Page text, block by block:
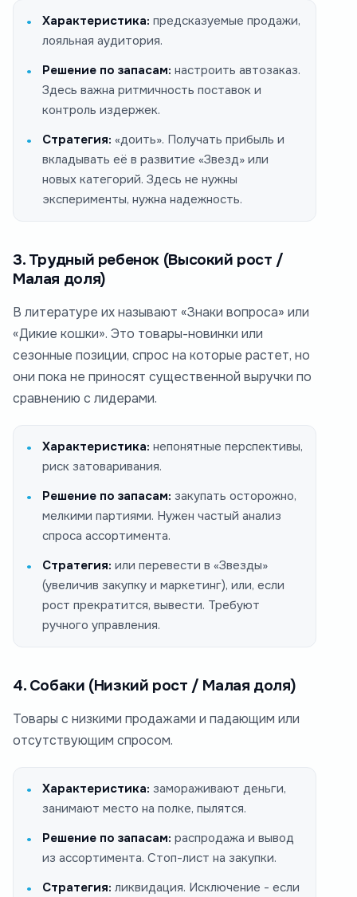
Характеристика: предсказуемые продажи,
лояльная аудитория.
Решение по запасам: настроить автозаказ.
Здесь важна ритмичность поставок и
контроль издержек.
Стратегия: «доить». Получать прибыль и
вкладывать её в развитие «Звезд» или
новых категорий. Здесь не нужны
эксперименты, нужна надежность.
3. Трудный ребенок (Высокий рост /
Малая доля)
В литературе их называют «Знаки вопроса» или
«Дикие кошки». Это товары-новинки или
сезонные позиции, спрос на которые растет, но
они пока не приносят существенной выручки по
сравнению с лидерами.
Характеристика: непонятные перспективы,
риск затоваривания.
Решение по запасам: закупать осторожно,
мелкими партиями. Нужен частый анализ
спроса ассортимента.
Стратегия: или перевести в «Звезды»
(увеличив закупку и маркетинг), или, если
рост прекратится, вывести. Требуют
ручного управления.
4. Собаки (Низкий рост / Малая доля)
Товары с низкими продажами и падающим или
отсутствующим спросом.
Характеристика: замораживают деньги,
занимают место на полке, пылятся.
Решение по запасам: распродажа и вывод
из ассортимента. Стоп-лист на закупки.
Стратегия: ликвидация. Исключение - если